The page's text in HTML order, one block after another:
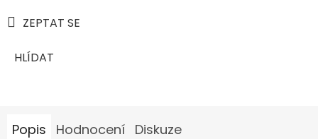
ZEPTAT SE
HLÍDAT
Popis Hodnocení Diskuze